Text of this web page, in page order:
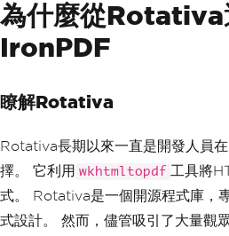
為什麼從Rotativa
IronPDF
瞭解Rotativa
Rotativa長期以來一直是開發人員
擇。 它利用 wkhtmltopdf 工具將
式。 Rotativa是一個開源程式庫，
式設計。 然而，儘管吸引了大量觀